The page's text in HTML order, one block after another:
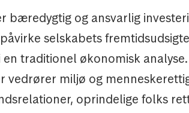
bæredygtig og ansvarlig
selskabets
en traditionel økonomisk
vedrører miljø og
oprindelige folks